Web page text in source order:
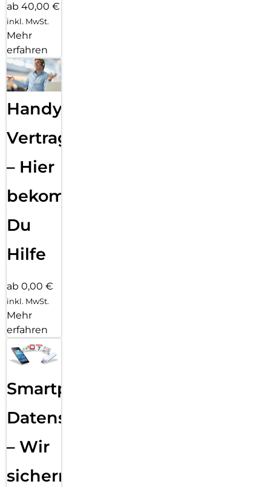
ab 40,00 €
inkl. MwSt.
Mehr
erfahren
Handy
Vertragsabwicklung
– Hier
bekommst
Du
Hilfe
ab 0,00 €
inkl. MwSt.
Mehr
erfahren
Smartphone
Datensicherung
– Wir
sichern